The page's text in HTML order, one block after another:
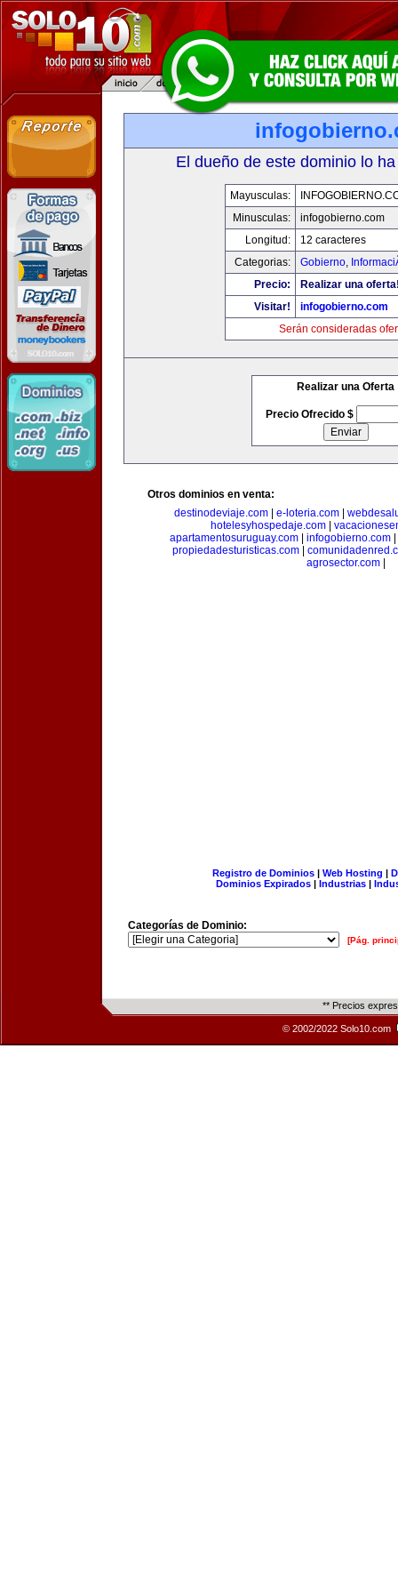
El dueño de este dominio lo
Mayusculas:
Minusculas:
infogobierno.com
Longitud:
12 caracteres
Categorias:
Gobierno,
Precio:
Realizar una
Visitar!
infogobierno.com
Serán consideradas
Realizar una Oferta
Precio Ofrecido $
Otros dominios en venta:
destinodeviaje.com
e-loteria.com
hotelesyhospedaje.com
apartamentosuruguay.com
infogobierno.com
propiedadesturisticas.com|
agrosector.com|
Registro de Dominios| Web Hosting |
Dominios Expirados | Industrias |
Categorías de Dominio:
[Pág.
** Precios
© 2002/2022 Solo10.com